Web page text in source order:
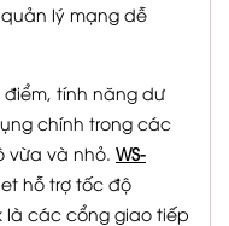
lý mạng dễ
tính năng dư
chính trong các
vừa và nhỏ. WS-
hỗ trợ tốc độ
là các cổng giao tiếp